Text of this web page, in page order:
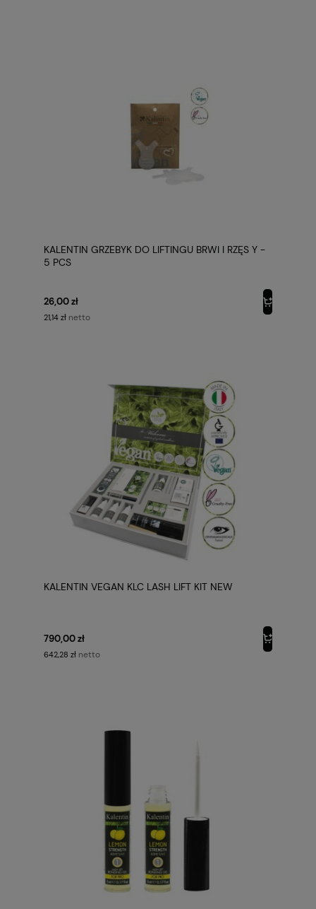
KALENTIN GRZEBYK DO LIFTINGU BRWI I RZĘS Y -
5 PCS
26,00 zł
21,14 zł netto
KALENTIN VEGAN KLC LASH LIFT KIT NEW
790,00 zł
642,28 zł netto